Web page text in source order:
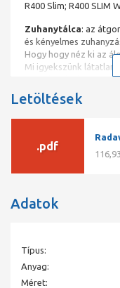
R400 Slim; R400 SLIM
Zuhanytálca: az
és kényelmes
Hogy hogy néz ki az
Mi igyekszünk
Ezért kínálunk szinte
méretet és formát. A
megtalálhatja, az
Letöltések
.pdf
Adatok
Típus:
Anyag:
Méret: